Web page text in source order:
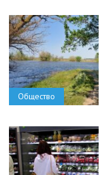
Общество